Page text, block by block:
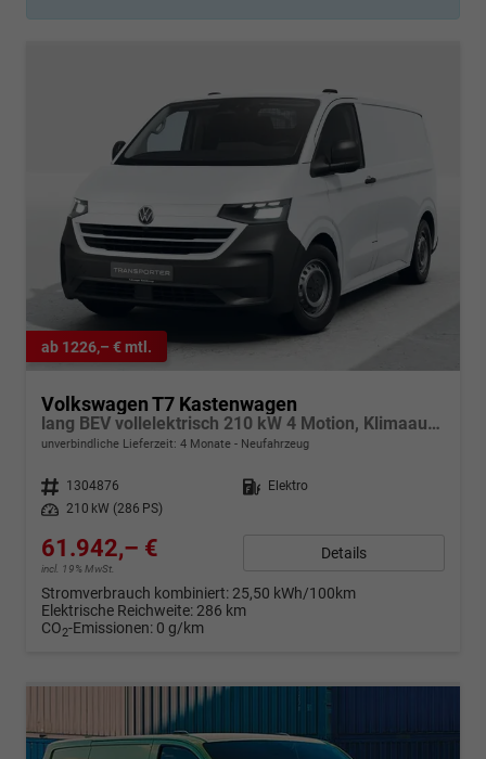
ab 1226,– € mtl.
Volkswagen T7 Kastenwagen
lang BEV vollelektrisch 210 kW 4 Motion, Klimaautomatik für 1 Zone, Außenspiegel elektrisch klappbar, Batterie 70 kWh nett, elektrische Zusatzheizung
unverbindliche Lieferzeit: 4 Monate Neufahrzeug
Fahrzeugnr. 1304876 Kraftstoff
Elektro
Leistung
210 kW (286 PS)
61.942,– €
incl. 19% MwSt.
Details
Stromverbrauch kombiniert: 25,50 kWh/100km
Elektrische Reichweite: 286 km
CO2-Emissionen: 0 g/km